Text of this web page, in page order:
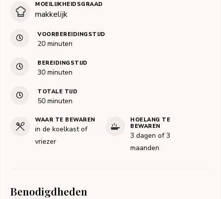
MOEILIJKHEIDSGRAAD
makkelijk
VOORBEREIDINGSTIJD
20minuten
minuten
BEREIDINGSTIJD
30minuten
minuten
TOTALE TIJD
50minuten
minuten
WAAR TE BEWAREN
in de koelkast of
vriezer
HOELANG TE
BEWAREN
3 dagen of 3
maanden
Benodigdheden